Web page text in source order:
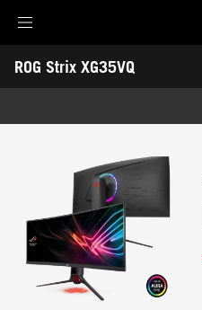
Accessibility links
Skip to content
Accessibility Help
Skip to Menu
Footer ASUS
ROG Strix XG35VQ
-
Caracteristicas
Especificaciones Técnicas
Premios
Galería
Soporte